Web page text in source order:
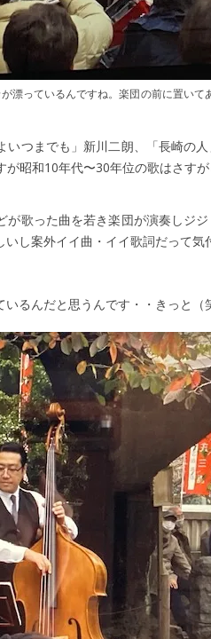
漂っているんですね。楽団の前に置いて
いつまでも」新川二朗、「長崎の
昭和10年代〜30年位の歌はさす
歌った曲を若き楽団が演奏しジ
し案外イイ曲・イイ歌詞だって気
るんだと思うんです・・きっと（